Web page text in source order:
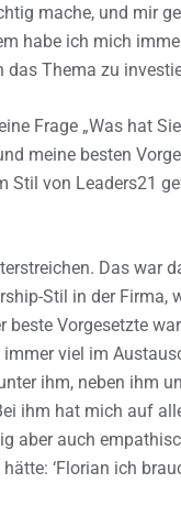
mache, und mir
habe ich mich
das Thema zu
Frage „Was hat
meine besten
Stil von Leaders21
Das war
Stil in der Firma,
Vorgesetzte
viel im
ihm, neben ihm
ihm hat mich auf
aber auch
‘Florian ich